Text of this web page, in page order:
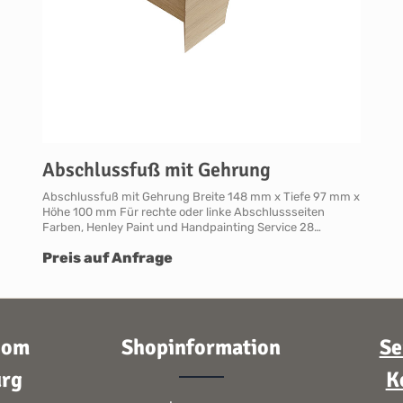
Abschlussfuß mit Gehrung
Abschlussfuß mit Gehrung Breite 148 mm x Tiefe 97 mm x
Höhe 100 mm Für rechte oder linke Abschlussseiten
Farben, Henley Paint und Handpainting Service 28
Dutzend weitere saisonale Farben auf Anfrage Farbserie
mindestens acht Wochen.Bitte beachten Sie, dass wir
Küchenbestellung liefern oder nachliefern. Mehr
Preis auf Anfrage
Shopinformation